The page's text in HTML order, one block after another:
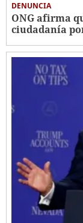
DENUNCIA
ONG afirma
ciudadanía